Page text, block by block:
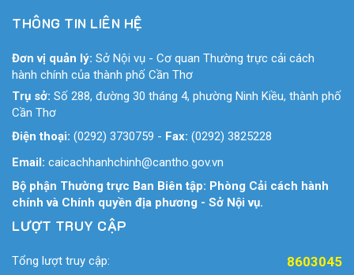
THÔNG TIN LIÊN HỆ
Đơn vị quản lý: Sở Nội vụ - Cơ quan Thường trực cải cách
hành chính của thành phố Cần Thơ
Trụ sở: Số 288, đường 30 tháng 4, phường Ninh Kiều, thành phố
Cần Thơ
Điện thoại: (0292) 3730759 - Fax: (0292) 3825228
Email: caicachhanhchinh@cantho.gov.vn
Bộ phận Thường trực Ban Biên tập: Phòng Cải cách hành
chính và Chính quyền địa phương - Sở Nội vụ.
LƯỢT TRUY CẬP
Tổng lượt truy cập: 8603045